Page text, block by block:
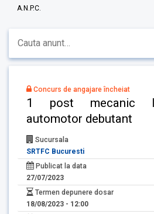
A.N.P.C.
Concurs de angajare încheiat
1 post mecanic
automotor debutant
Sucursala
SRTFC Bucuresti
Publicat la data
27/07/2023
Termen depunere dosar
18/08/2023 - 12:00